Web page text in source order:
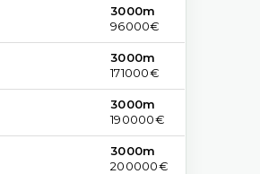
3000m
96000€
3000m
171000€
3000m
190000€
3000m
200000€